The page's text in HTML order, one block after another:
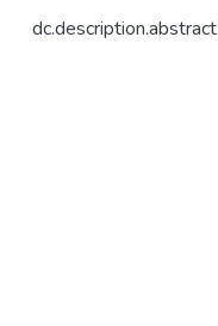
dc.description.abstract